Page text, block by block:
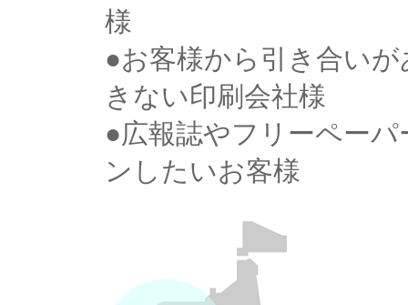
様
●お客様から引き合い
きない印刷会社様
●広報誌やフリーペー
ンしたいお客様